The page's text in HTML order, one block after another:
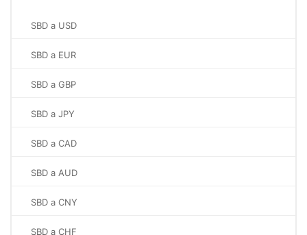
SBD a USD
SBD a EUR
SBD a GBP
SBD a JPY
SBD a CAD
SBD a AUD
SBD a CNY
SBD a CHF